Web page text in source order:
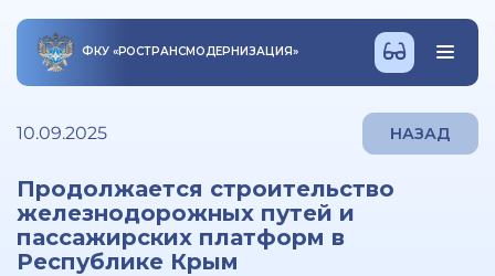
ФКУ «РОСТРАНСМОДЕРНИЗАЦИЯ»
10.09.2025 НАЗАД
Продолжается строительство
железнодорожных путей и
пассажирских платформ в
Республике Крым